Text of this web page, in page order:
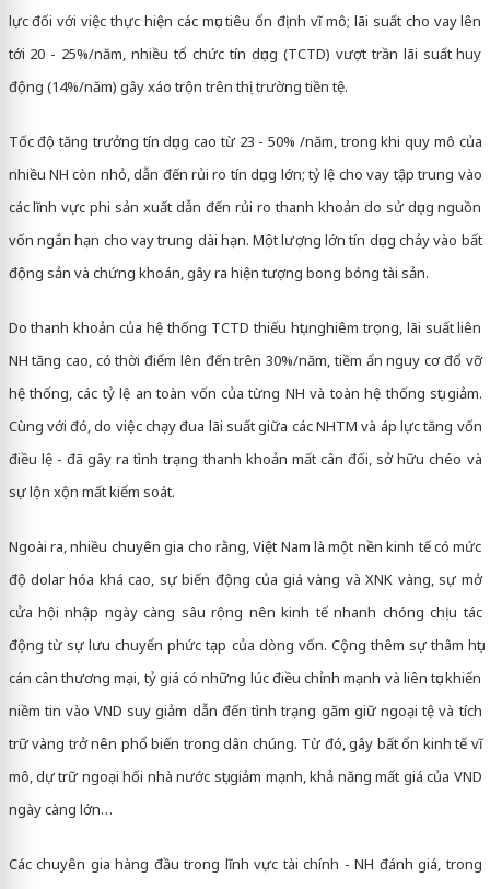
lực đối với việc thực hiện các mục tiêu ổn định vĩ mô; lãi suất cho vay lên
tới 20 - 25%/năm, nhiều tổ chức tín dụng (TCTD) vượt trần lãi suất huy
động (14%/năm) gây xáo trộn trên thị trường tiền tệ.
Tốc độ tăng trưởng tín dụng cao từ 23 - 50% /năm, trong khi quy mô của
nhiều NH còn nhỏ, dẫn đến rủi ro tín dụng lớn; tỷ lệ cho vay tập trung vào
các lĩnh vực phi sản xuất dẫn đến rủi ro thanh khoản do sử dụng nguồn
vốn ngắn hạn cho vay trung dài hạn. Một lượng lớn tín dụng chảy vào bất
động sản và chứng khoán, gây ra hiện tượng bong bóng tài sản.
Do thanh khoản của hệ thống TCTD thiếu hụt nghiêm trọng, lãi suất liên
NH tăng cao, có thời điểm lên đến trên 30%/năm, tiềm ẩn nguy cơ đổ vỡ
hệ thống, các tỷ lệ an toàn vốn của từng NH và toàn hệ thống sụt giảm.
Cùng với đó, do việc chạy đua lãi suất giữa các NHTM và áp lực tăng vốn
điều lệ - đã gây ra tình trạng thanh khoản mất cân đối, sở hữu chéo và
sự lộn xộn mất kiểm soát.
Ngoài ra, nhiều chuyên gia cho rằng, Việt Nam là một nền kinh tế có mức
độ dolar hóa khá cao, sự biến động của giá vàng và XNK vàng, sự mở
cửa hội nhập ngày càng sâu rộng nên kinh tế nhanh chóng chịu tác
động từ sự lưu chuyển phức tạp của dòng vốn. Cộng thêm sự thâm hụt
cán cân thương mại, tỷ giá có những lúc điều chỉnh mạnh và liên tục khiến
niềm tin vào VND suy giảm dẫn đến tình trạng găm giữ ngoại tệ và tích
trữ vàng trở nên phổ biến trong dân chúng. Từ đó, gây bất ổn kinh tế vĩ
mô, dự trữ ngoại hối nhà nước sụt giảm mạnh, khả năng mất giá của VND
ngày càng lớn…
Các chuyên gia hàng đầu trong lĩnh vực tài chính - NH đánh giá, trong